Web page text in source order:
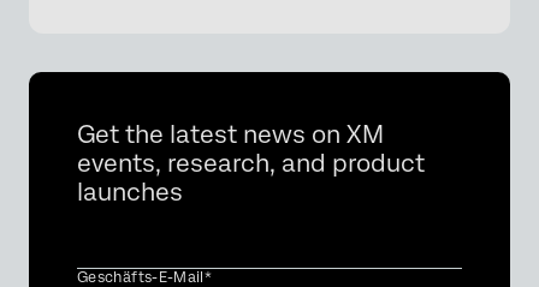
Get the latest news on XM
events, research, and product
launches
Geschäfts-E-Mail*